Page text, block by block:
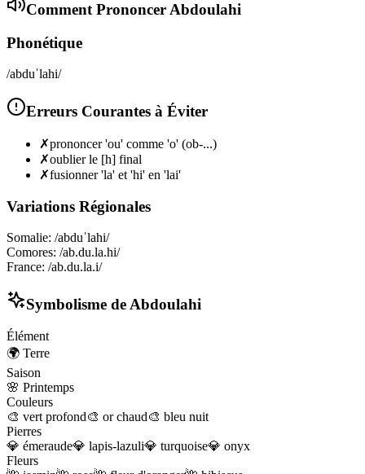
Comment Prononcer Abdoulahi
Phonétique
/abduˈlahi/
Erreurs Courantes à Éviter
✗prononcer 'ou' comme 'o' (ob-...)
✗oublier le [h] final
✗fusionner 'la' et 'hi' en 'lai'
Variations Régionales
Somalie: /abduˈlahi/
Comores: /ab.du.la.hi/
France: /ab.du.la.i/
Symbolisme de Abdoulahi
Élément
🌍 Terre
Saison
🌸 Printemps
Couleurs
🎨 vert profond🎨 or chaud🎨 bleu nuit
Pierres
💎 émeraude💎 lapis-lazuli💎 turquoise💎 onyx
Fleurs